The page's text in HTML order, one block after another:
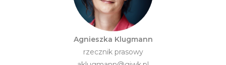
Agnieszka Klugmann
rzecznik prasowy